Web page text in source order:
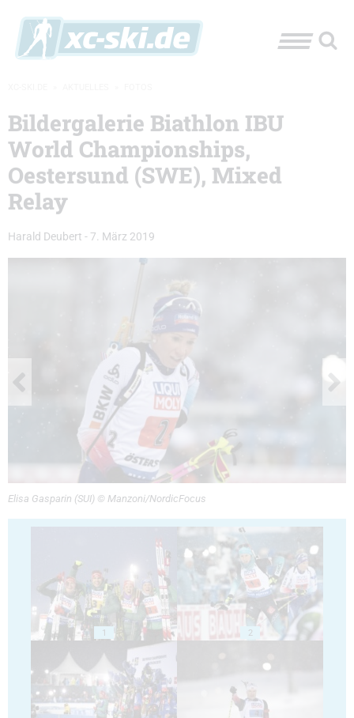
Bildergalerie Biathlon IBU
World Championships,
Oestersund (SWE), Mixed
Relay
Harald Deubert - 7. März 2019
Elisa Gasparin (SUI) © Manzoni/NordicFocus
1 2